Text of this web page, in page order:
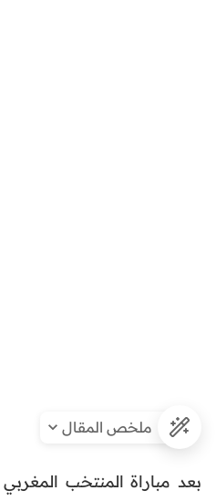
ملخص المقال
بعد مباراة المنتخب